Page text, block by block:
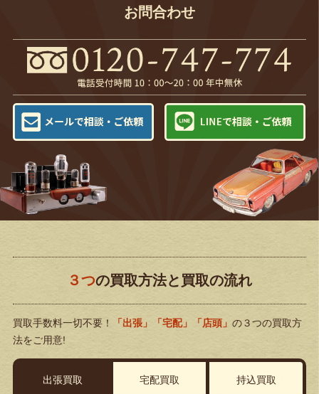
お問合わせ
３つの買取方法と買取の流れ
買取手数料一切不要！ 「出張」「宅配」「店頭」 の３つの買取方
法をご用意!
出張買取 宅配買取 持込買取